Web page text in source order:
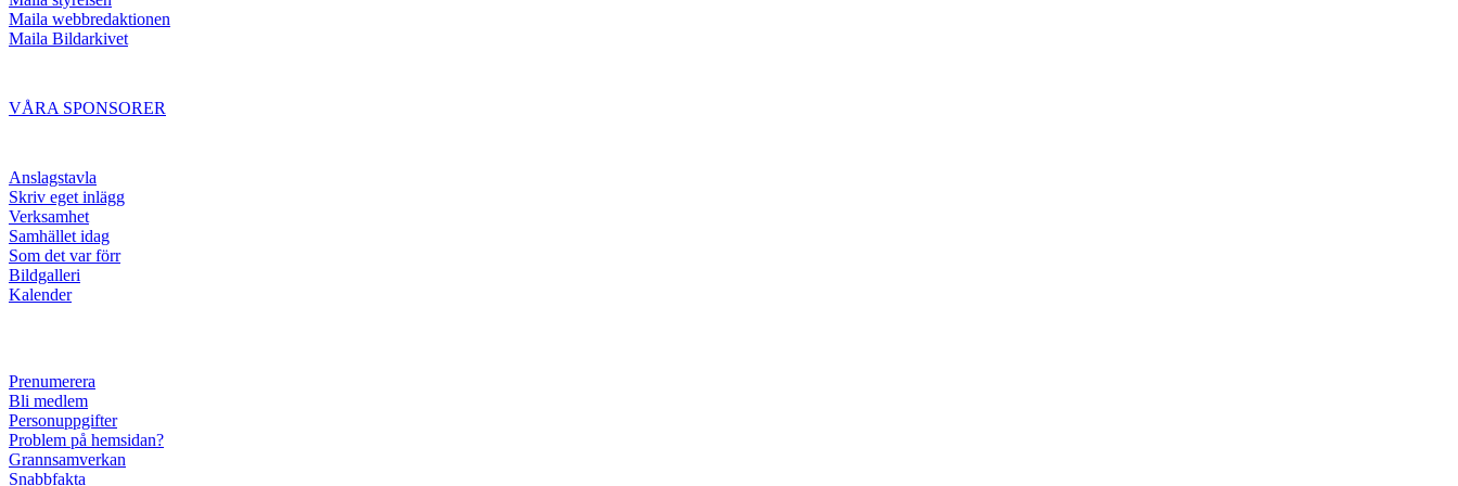
Maila webbredaktionen
Maila Bildarkivet
VÅRA SPONSORER
Anslagstavla
Skriv eget inlägg
Verksamhet
Samhället idag
Som det var förr
Bildgalleri
Kalender
Prenumerera
Bli medlem
Personuppgifter
Problem på hemsidan?
Grannsamverkan
Snabbfakta